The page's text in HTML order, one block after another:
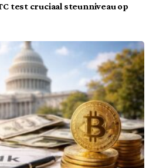
test cruciaal steunniveau op